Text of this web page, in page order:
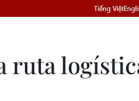
Tiếng Việt
ruta